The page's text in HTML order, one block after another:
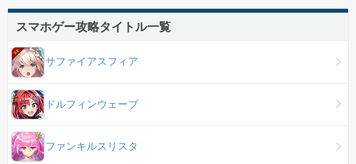
スマホゲー攻略タイトル一覧
サファイアスフィア
ドルフィンウェーブ
ファンキルスリスタ